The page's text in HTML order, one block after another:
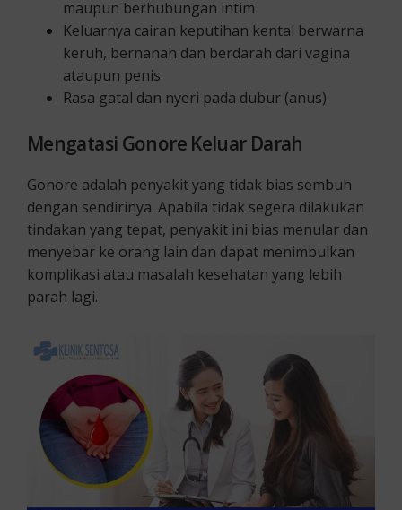
maupun berhubungan intim
Keluarnya cairan keputihan kental berwarna
keruh, bernanah dan berdarah dari vagina
ataupun penis
Rasa gatal dan nyeri pada dubur (anus)
Mengatasi Gonore Keluar Darah
Gonore adalah penyakit yang tidak bias sembuh
dengan sendirinya. Apabila tidak segera dilakukan
tindakan yang tepat, penyakit ini bias menular dan
menyebar ke orang lain dan dapat menimbulkan
komplikasi atau masalah kesehatan yang lebih
parah lagi.